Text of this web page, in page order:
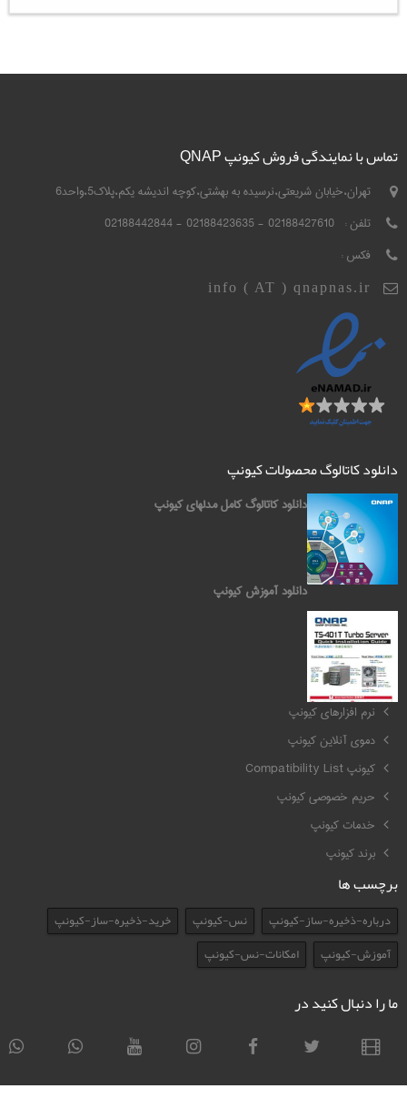
تماس با نمایندگی فروش کیونپ QNAP
تهران،خیابان شریعتی،نرسیده به بهشتی،کوچه اندیشه یکم،پلاک5،واحد6
تلفن : 02188427610 - 02188423635 - 02188442844
فکس :
info ( AT ) qnapnas.ir
دانلود کاتالوگ محصولات کیونپ
دانلود کاتالوگ کامل مدلهای کیونپ
دانلود آموزش کیونپ
کیونپ QNAP
نرم افزارهای کیونپ
دموی آنلاین کیونپ
کیونپ Compatibility List
حریم خصوصی کیونپ
خدمات کیونپ
برند کیونپ
برچسب ها
درباره-ذخیره-ساز-کیونپ نس-کیونپ
خرید-ذخیره-ساز-کیونپ
آموزش-کیونپ
امکانات-نس-کیونپ
ما را دنبال کنید در